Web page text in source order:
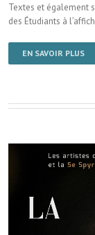
Textes et également
des Étudiants à
EN SAVOIR PLUS